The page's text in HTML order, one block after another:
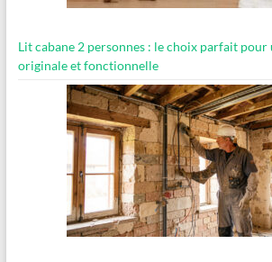
Lit cabane 2 personnes : le choix parfait pour
originale et fonctionnelle